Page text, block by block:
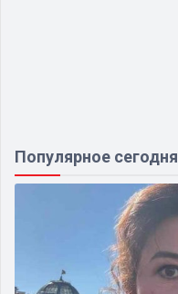
Популярное сегодня